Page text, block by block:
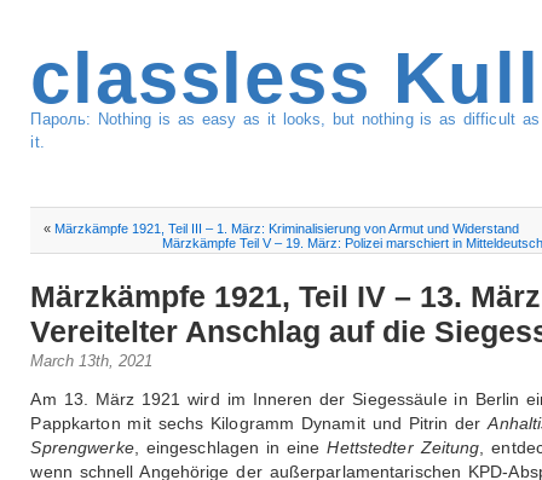
classless
Пароль: Nothing is as easy as it looks, but nothing is as difficult
it.
«Märzkämpfe 1921, Teil III – 1. März: Kriminalisierung von Armut und Widerstand
Märzkämpfe Teil V – 19. März: Polizei marschiert in
Märzkämpfe 1921, Teil IV – 13.
Vereitelter Anschlag auf die
March 13th, 2021
Am 13. März 1921 wird im Inneren der Siegessäule in Berlin
Pappkarton mit sechs Kilogramm Dynamit und Pitrin der
Sprengwerke, eingeschlagen in eineHettstedter Zeitung ,
wenn schnell Angehörige der außerparlamentarischen KPD-